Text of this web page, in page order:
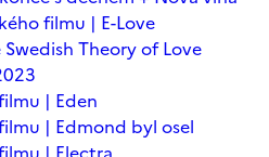
filmu | E-Love
Theory of Love
| Eden
| Edmond byl osel